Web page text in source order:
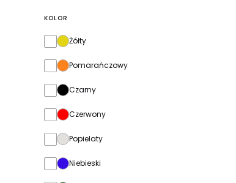
KOLOR
Kolor Żółty
Pomarańczowy
Czarny
Czerwony
Popielaty
Niebieski